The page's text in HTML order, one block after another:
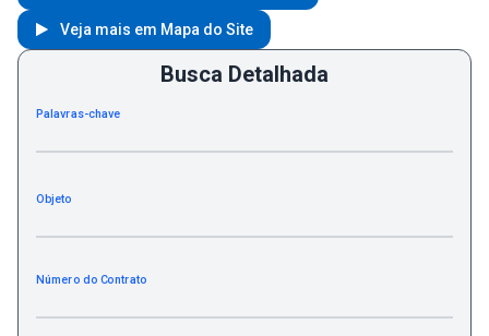
Veja mais em Mapa do Site
Busca Detalhada
Palavras-chave
Objeto
Número do Contrato